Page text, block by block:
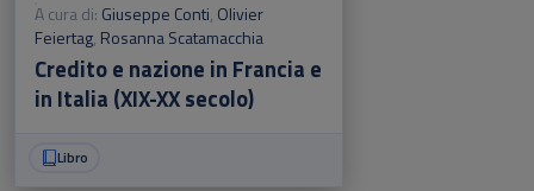
A cura di: Giuseppe Conti, Olivier
Feiertag, Rosanna Scatamacchia
Credito e nazione in Francia e
in Italia (XIX-XX secolo)
Libro